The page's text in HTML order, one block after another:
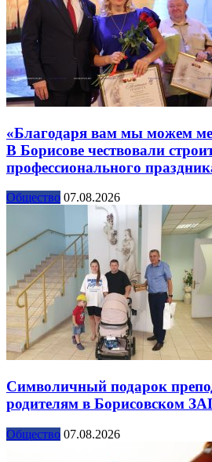
«Благодаря вам мы можем
В Борисове чествовали
профессионального
Общество 07.08.2026
Символичный подарок
родителям в Борисовском
Общество 07.08.2026